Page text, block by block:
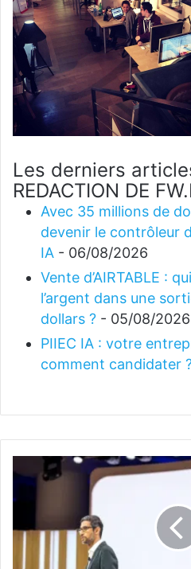
Les derniers
REDACTION DE
Avec 35 millions de
devenir le contrôleur
IA - 06/08/2026
Vente d’AIRTABLE :
l’argent dans une
dollars ? - 05/08/2026
PIIEC IA : votre
comment candidater